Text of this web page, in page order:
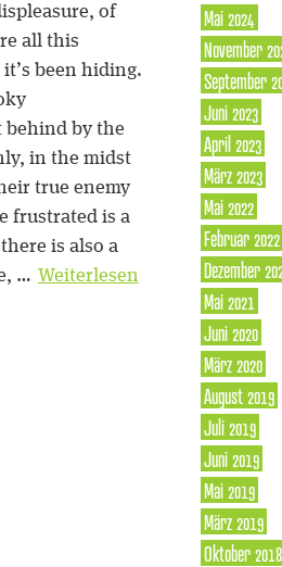
of
all this
been hiding.
behind by the
in the midst
true enemy
frustrated is a
is also a
… Weiterlesen
Mai 2024
November
September
Juni 2023
April 2023
März 2023
Mai 2022
Februar 2022
Dezember
Mai 2021
Juni 2020
März 2020
August 2019
Juli 2019
Juni 2019
Mai 2019
März 2019
Oktober 2018